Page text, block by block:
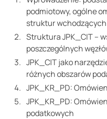
podmiotowy, ogólne
struktur wchodzących
Struktura JPK_CIT –
poszczególnych
JPK_CIT jako
różnych obszarów
JPK_KR_PD:
JPK_KR_PD:
podatkowych